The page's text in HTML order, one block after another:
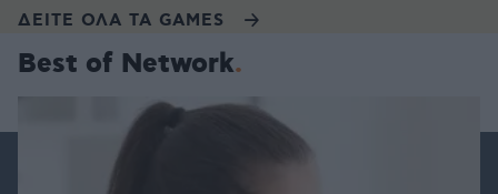
ΔΕΙΤΕ ΟΛΑ ΤΑ GAMES
Best of Network